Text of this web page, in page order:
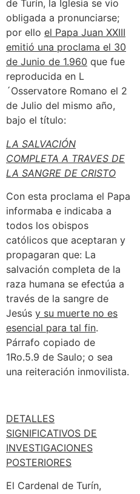
de Turín, la Iglesia se vio
obligada a pronunciarse;
por ello el Papa Juan XXIII
emitió una proclama el 30
de Junio de 1.960 que fue
reproducida en L
´Osservatore Romano el 2
de Julio del mismo año,
bajo el título:
LA SALVACIÓN
COMPLETA A TRAVES DE
LA SANGRE DE CRISTO
Con esta proclama el Papa
informaba e indicaba a
todos los obispos
católicos que aceptaran y
propagaran que: La
salvación completa de la
raza humana se efectúa a
través de la sangre de
Jesús y su muerte no es
esencial para tal fin.
Párrafo copiado de
1Ro.5.9 de Saulo; o sea
una reiteración inmovilista.
DETALLES
SIGNIFICATIVOS DE
INVESTIGACIONES
POSTERIORES
El Cardenal de Turín,